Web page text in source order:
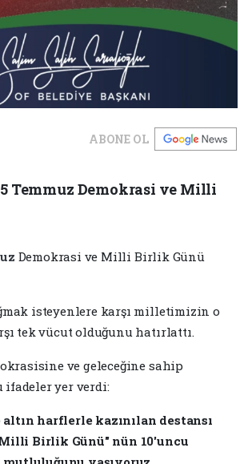
ABONE OL
Temmuz Demokrasi ve Milli
Demokrasi ve Milli Birlik Günü
isteyenlere karşı milletimizin o
tek vücut olduğunu hatırlattı.
ve geleceğine sahip
ifadeler yer verdi:
harflerle kazınılan destansı
Birlik Günü" nün 10'uncu